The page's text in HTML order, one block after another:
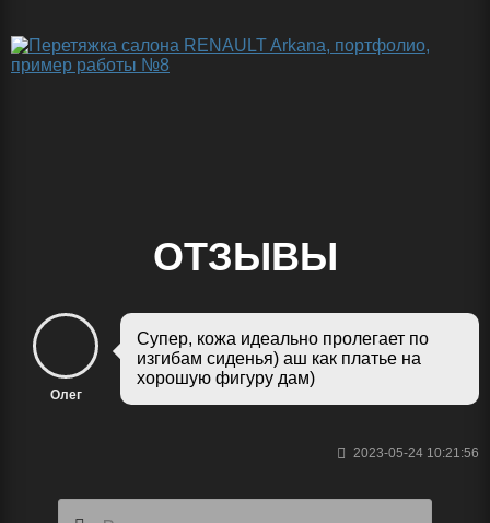
ОТЗЫВЫ
Олег
Супер, кожа идеально пролегает по
изгибам сиденья) аш как платье на
хорошую фигуру дам)
2023-05-24 10:21:56